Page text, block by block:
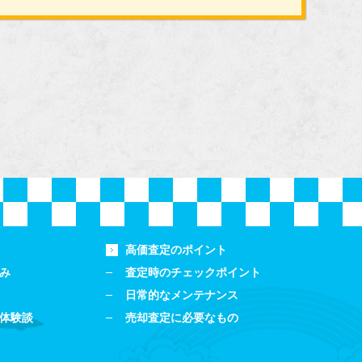
験談
高価査定のポイント
査定時のチェックポイント
日常的なメンテナンス
売却査定に必要なもの